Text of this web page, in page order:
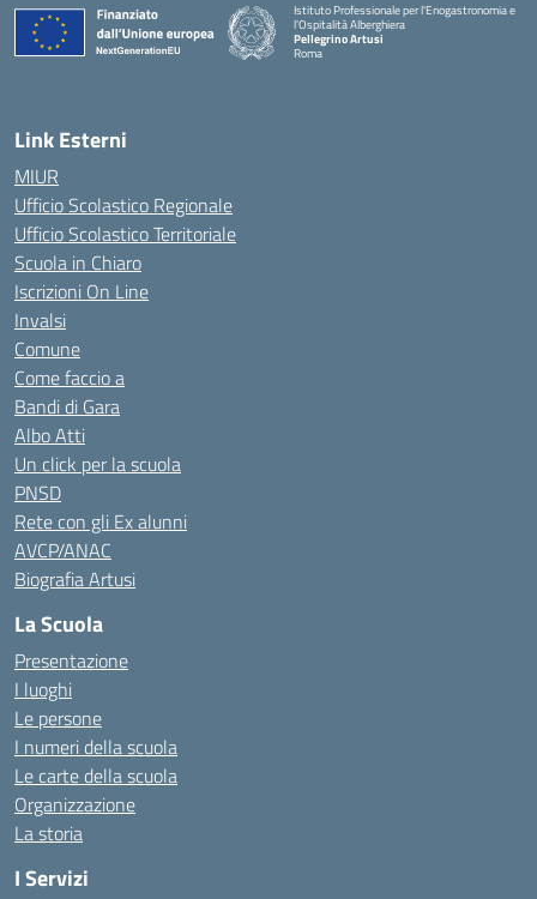
Istituto Professionale per l'Enogastronomia e
l'Ospitalità Alberghiera
Pellegrino Artusi
Roma
Link Esterni
MIUR
Ufficio Scolastico Regionale
Ufficio Scolastico Territoriale
Scuola in Chiaro
Iscrizioni On Line
Invalsi
Comune
Come faccio a
Bandi di Gara
Albo Atti
Un click per la scuola
PNSD
Rete con gli Ex alunni
AVCP/ANAC
Biografia Artusi
La Scuola
Presentazione
I luoghi
Le persone
I numeri della scuola
Le carte della scuola
Organizzazione
La storia
I Servizi